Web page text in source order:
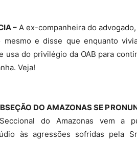
– A ex-companheira do
e disse que enquanto
usa do privilégio da OAB para
Veja!
DO AMAZONAS SE
do Amazonas vem a
às agressões sofridas pela